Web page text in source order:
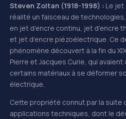
Steven Zoltan (1918-1998) : Le jet
réalité un faisceau de
en jet d’encre continu, jet d’encre
et jet d’encre piézoélectrique. Ce
phénomène découvert à la fin du
Pierre et Jacques Curie, qui
certains matériaux à se déformer
électrique.
Cette propriété connut par la suite
applications techniques, dont le